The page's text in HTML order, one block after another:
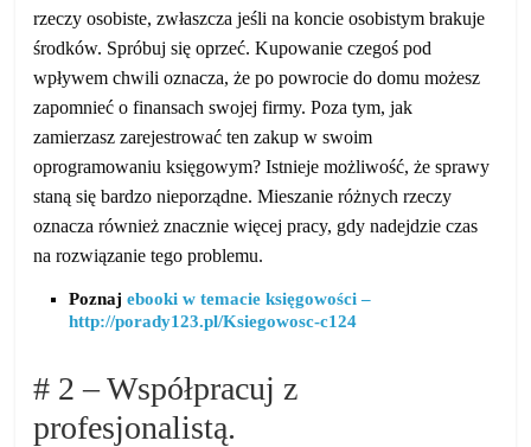
rzeczy osobiste, zwłaszcza jeśli na koncie osobistym brakuje
środków. Spróbuj się oprzeć. Kupowanie czegoś pod
wpływem chwili oznacza, że ​​po powrocie do domu możesz
zapomnieć o finansach swojej firmy. Poza tym, jak
zamierzasz zarejestrować ten zakup w swoim
oprogramowaniu księgowym? Istnieje możliwość, że sprawy
staną się bardzo nieporządne. Mieszanie różnych rzeczy
oznacza również znacznie więcej pracy, gdy nadejdzie czas
na rozwiązanie tego problemu.
Poznajebooki w temacie księgowości –
http://porady123.pl/Ksiegowosc-c124
# 2 – Współpracuj z
profesjonalistą.